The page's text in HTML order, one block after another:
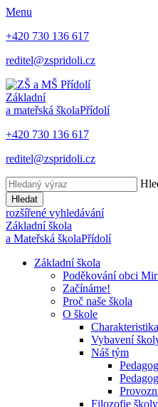
Menu
+420 730 136 617
reditel@zspridoli.cz
Základní
a mateřská školaPřídolí
+420 730 136 617
reditel@zspridoli.cz
Hledat
rozšířené vyhledávání
Základní škola
a Mateřská školaPřídolí
Základní škola
Poděkování obci
Začínáme!
Proč naše škola
O škole
Vybavení
Náš tým
Filozofie školy